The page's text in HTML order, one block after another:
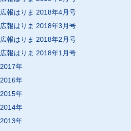
広報はりま 2018年4月号
広報はりま 2018年3月号
広報はりま 2018年2月号
広報はりま 2018年1月号
2017年
2016年
2015年
2014年
2013年